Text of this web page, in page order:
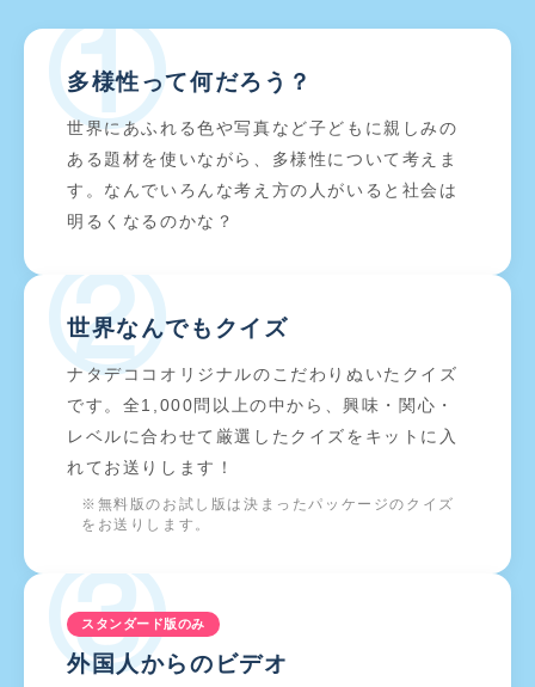
①
多様性って何だろう？
世界にあふれる色や写真など子どもに親しみの
ある題材を使いながら、多様性について考えま
す。なんでいろんな考え方の人がいると社会は
明るくなるのかな？
②
世界なんでもクイズ
ナタデココオリジナルのこだわりぬいたクイズ
です。全1,000問以上の中から、興味・関心・
レベルに合わせて厳選したクイズをキットに入
れてお送りします！
※無料版のお試し版は決まったパッケージのクイズ
をお送りします。
③
スタンダード版のみ
外国人からのビデオ